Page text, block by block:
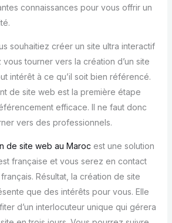
connaissances pour vous offrir un
souhaitiez créer un site ultra interactif
tourner vers la création d’un site
intérêt à ce qu’il soit bien référencé.
de site web est la première étape
efficace. Il ne faut donc
vers des professionnels.
de site web au Maroc est une solution
française et vous serez en contact
Résultat, la création de site
que des intérêts pour vous. Elle
d’un interlocuteur unique qui gérera